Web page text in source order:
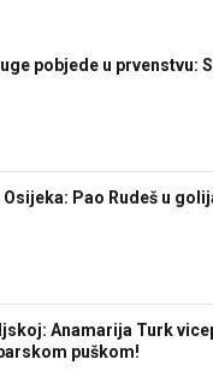
pobjede u prvenstvu:
Pao Rudeš u
Anamarija Turk
puškom!